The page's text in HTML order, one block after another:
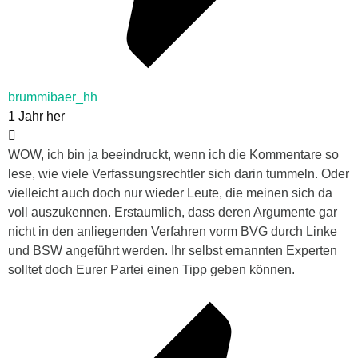
brummibaer_hh
1 Jahr her
WOW, ich bin ja beeindruckt, wenn ich die Kommentare so
lese, wie viele Verfassungsrechtler sich darin tummeln. Oder
vielleicht auch doch nur wieder Leute, die meinen sich da
voll auszukennen. Erstaumlich, dass deren Argumente gar
nicht in den anliegenden Verfahren vorm BVG durch Linke
und BSW angeführt werden. Ihr selbst ernannten Experten
solltet doch Eurer Partei einen Tipp geben können.